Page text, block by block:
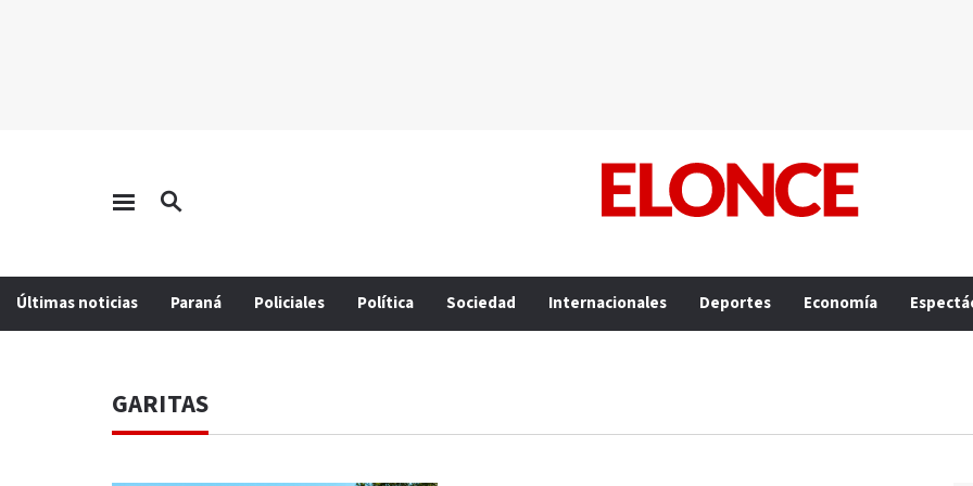
Últimas noticias Paraná Policiales Política Sociedad Internacionales Deportes Economía
GARITAS